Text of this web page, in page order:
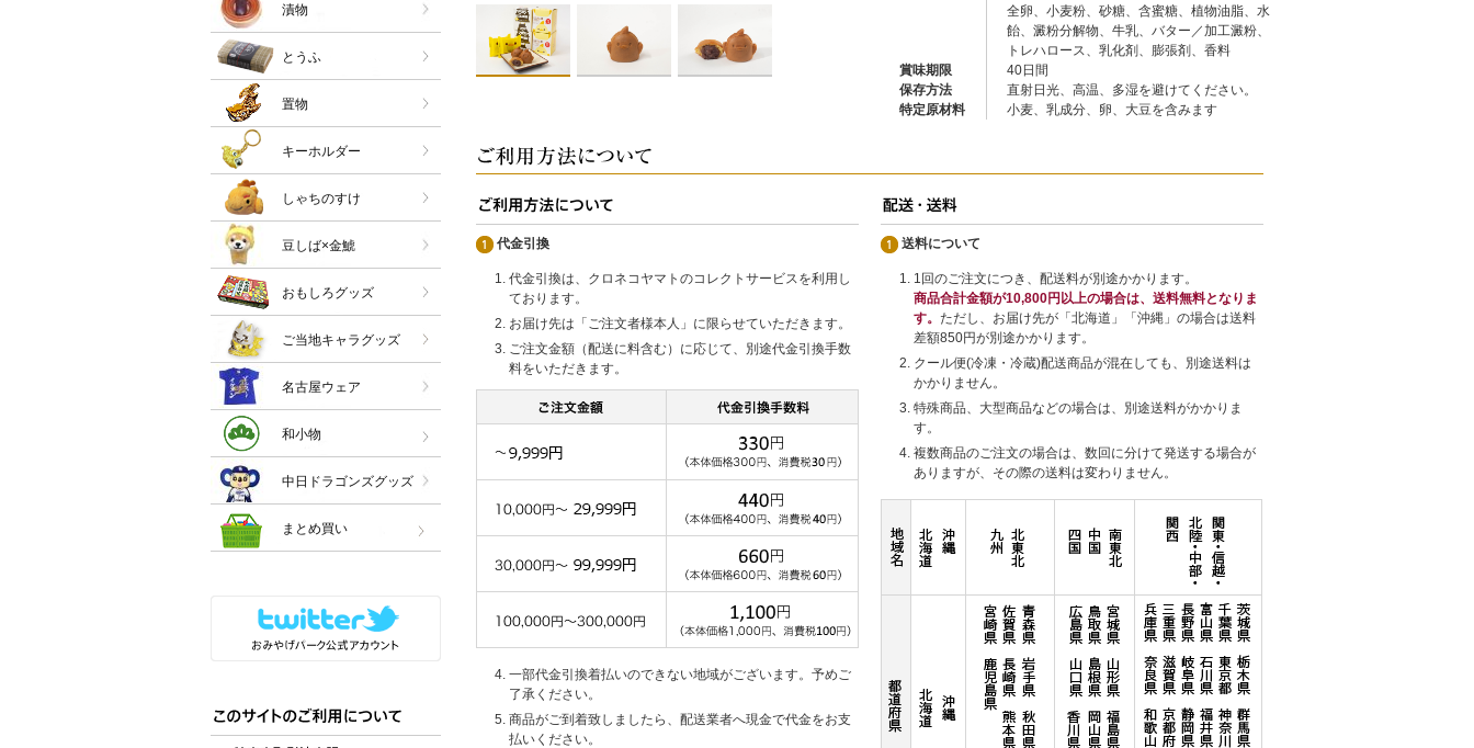
全卵、小麦粉、砂糖、含蜜糖、植物油脂、水
飴、澱粉分解物、牛乳、バター／加工澱粉、
トレハロース、乳化剤、膨張剤、香料
賞味期限
40日間
保存方法
直射日光、高温、多湿を避けてください。
特定原材料
小麦、乳成分、卵、大豆を含みます
代金引換
代金引換は、クロネコヤマトのコレクトサービスを利用し
ております。
お届け先は「ご注文者様本人」に限らせていただきます。
ご注文金額（配送に料含む）に応じて、別途代金引換手数
料をいただきます。
一部代金引換着払いのできない地域がございます。予めご
了承ください。
商品がご到着致しましたら、配送業者へ現金で代金をお支
払いください。
送料について
1回のご注文につき、配送料が別途かかります。
商品合計金額が10,800円以上の場合は、送料無料となりま
す。 ただし、お届け先が「北海道」「沖縄」の場合は送料
差額850円が別途かかります。
クール便(冷凍・冷蔵)配送商品が混在しても、別途送料は
かかりません。
特殊商品、大型商品などの場合は、別途送料がかかりま
す。
複数商品のご注文の場合は、数回に分けて発送する場合が
ありますが、その際の送料は変わりません。
漬物
とうふ
置物
キーホルダー
しゃちのすけ
豆しば×金鯱
おもしろグッズ
ご当地キャラグッズ
名古屋ウェア
和小物
中日ドラゴンズグッズ
まとめ買い